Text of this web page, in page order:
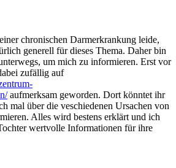
chronischen Darmerkrankung leide,
generell für dieses Thema. Daher bin
um mich zu informieren. Erst vor
zufällig auf
aufmerksam geworden. Dort könntet ihr
mal über die veschiedenen Ursachen von
Alles wird bestens erklärt und ich
wertvolle Informationen für ihre